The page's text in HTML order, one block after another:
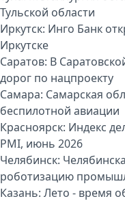
Тульской области
Иркутск: Инго Банк
Иркутске
Саратов: В
дорог по нацпроекту
Самара: Самарская
беспилотной авиации
Красноярск: Индекс
PMI, июнь 2026
Челябинск:
роботизацию
Казань: Лето - время